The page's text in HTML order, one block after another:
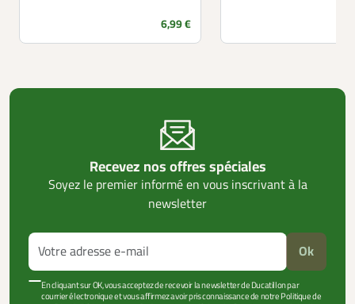
Prix
6,99 €
Recevez nos offres spéciales
Soyez le premier informé en vous inscrivant à la
newsletter
Ok
En cliquant sur OK, vous acceptez de recevoir la newsletter de Ducatillon par
courrier électronique et vous affirmez avoir pris connaissance de notre Politique de